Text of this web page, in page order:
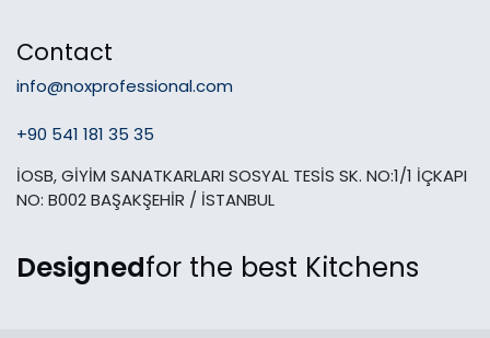
Designedfor the best Kitchens
Contact
info@noxprofessional.com
+90 541 181 35 35
İOSB, GİYİM SANATKARLARI SOSYAL TESİS SK. NO:1/1 İÇKAPI
NO: B002 BAŞAKŞEHİR / İSTANBUL